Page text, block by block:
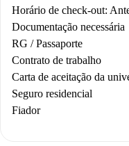
Horário de check-out:
Documentação necessária
RG / Passaporte
Contrato de trabalho
Carta de aceitação da
Seguro residencial
Fiador